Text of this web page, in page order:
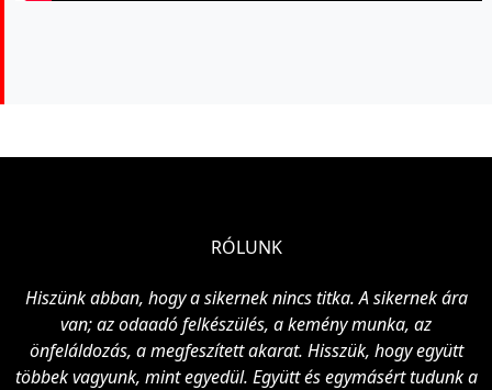
RÓLUNK
Hiszünk abban, hogy a sikernek nincs titka. A sikernek ára
van; az odaadó felkészülés, a kemény munka, az
önfeláldozás, a megfeszített akarat. Hisszük, hogy együtt
többek vagyunk, mint egyedül. Együtt és egymásért tudunk a